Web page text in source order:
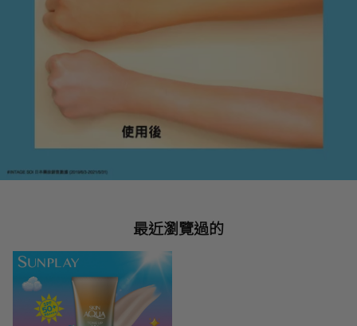
最近瀏覽過的